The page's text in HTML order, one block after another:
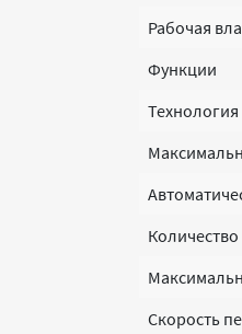
Рабочая
Функции
Технология
Скорость